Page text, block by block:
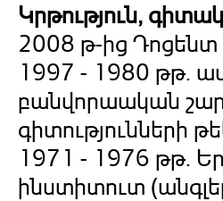
Կրթություն,
2008 թ-ից Դոցենտ
1997 - 1980 թթ.
բանվորաական
գիտությունների
1971 - 1976 թթ.
ինստիտուտ